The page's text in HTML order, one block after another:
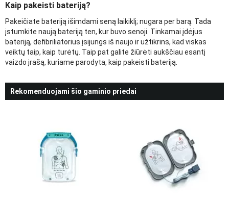
Kaip pakeisti bateriją?
Pakeičiate bateriją išimdami seną laikiklį; nugara per barą. Tada
įstumkite naują bateriją ten, kur buvo senoji. Tinkamai įdėjus
bateriją, defibriliatorius įsijungs iš naujo ir užtikrins, kad viskas
veiktų taip, kaip turėtų. Taip pat galite žiūrėti aukščiau esantį
vaizdo įrašą, kuriame parodyta, kaip pakeisti bateriją.
Rekomenduojami šio gaminio priedai